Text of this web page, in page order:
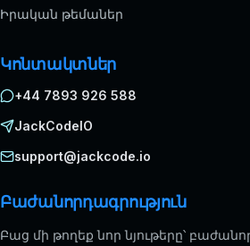
Իրական թեմաներ
Կոնտակտներ
+44 7893 926 588
JackCodeIO
support@jackcode.io
Բաժանորդագրություն
Բաց մի թողեք նոր նյութերը՝